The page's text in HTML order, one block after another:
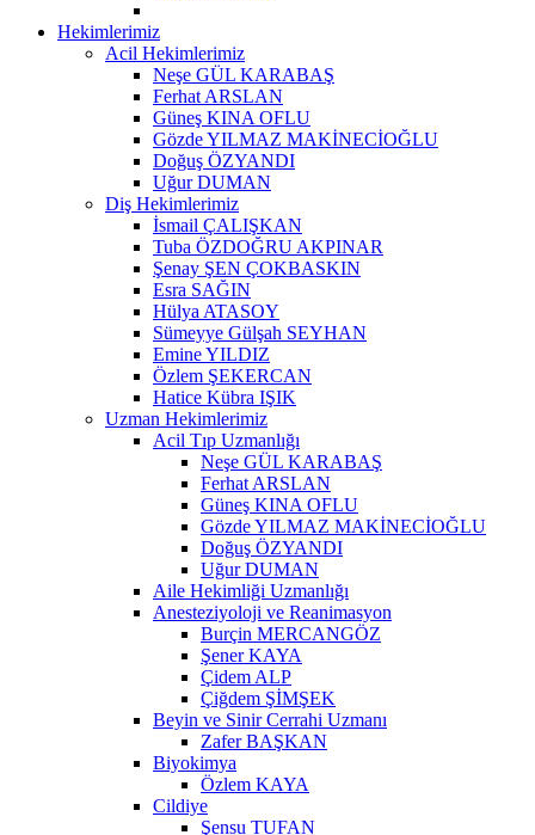
Hekimlerimiz
Acil Hekimlerimiz
Neşe GÜL KARABAŞ
Ferhat ARSLAN
Güneş KINA OFLU
Gözde YILMAZ MAKİNECİOĞLU
Doğuş ÖZYANDI
Uğur DUMAN
Diş Hekimlerimiz
İsmail ÇALIŞKAN
Tuba ÖZDOĞRU AKPINAR
Şenay ŞEN ÇOKBASKIN
Esra SAĞIN
Hülya ATASOY
Sümeyye Gülşah SEYHAN
Emine YILDIZ
Özlem ŞEKERCAN
Hatice Kübra IŞIK
Uzman Hekimlerimiz
Acil Tıp Uzmanlığı
Neşe GÜL KARABAŞ
Ferhat ARSLAN
Güneş KINA OFLU
Gözde YILMAZ MAKİNECİOĞLU
Doğuş ÖZYANDI
Uğur DUMAN
Aile Hekimliği Uzmanlığı
Anesteziyoloji ve Reanimasyon
Burçin MERCANGÖZ
Şener KAYA
Çidem ALP
Çiğdem ŞİMŞEK
Beyin ve Sinir Cerrahi Uzmanı
Zafer BAŞKAN
Biyokimya
Özlem KAYA
Cildiye
Şensu TUFAN